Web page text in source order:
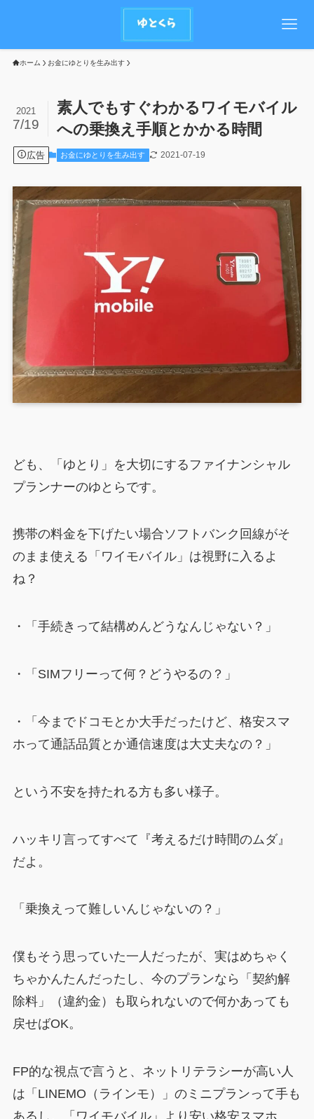
ホーム お金にゆとりを生み出す
素人でもすぐわかるワイモバイル
への乗換え手順とかかる時間
2021
7/19
広告 お金にゆとりを生み出す 2021-07-19
ども、「ゆとり」を大切にするファイナンシャル
プランナーのゆとらです。
携帯の料金を下げたい場合ソフトバンク回線がそ
のまま使える「ワイモバイル」は視野に入るよ
ね？
・「手続きって結構めんどうなんじゃない？」
・「SIMフリーって何？どうやるの？」
・「今までドコモとか大手だったけど、格安スマ
ホって通話品質とか通信速度は大丈夫なの？」
という不安を持たれる方も多い様子。
ハッキリ言ってすべて『考えるだけ時間のムダ』
だよ。
「乗換えって難しいんじゃないの？」
僕もそう思っていた一人だったが、実はめちゃく
ちゃかんたんだったし、今のプランなら「契約解
除料」（違約金）も取られないので何かあっても
戻せばOK。
FP的な視点で言うと、ネットリテラシーが高い人
は「LINEMO（ラインモ）」のミニプランって手も